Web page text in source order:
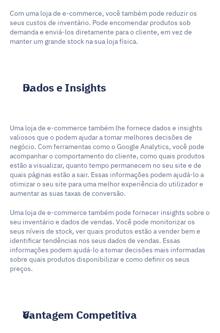
Com uma loja de e-commerce, você também pode reduzir os
seus custos de inventário. Pode encomendar produtos sob
demanda e enviá-los diretamente para o cliente, em vez de
manter um grande stock na sua loja física.
Dados e Insights
Uma loja de e-commerce também lhe fornece dados e insights
valiosos que o podem ajudar a tomar melhores decisões de
negócio. Com ferramentas como o Google Analytics, você pode
acompanhar o comportamento do cliente, como quais produtos
estão a visualizar, quanto tempo permanecem no seu site e de
quais páginas estão a sair. Essas informações podem ajudá-lo a
otimizar o seu site para uma melhor experiência do utilizador e
aumentar as suas taxas de conversão.
Uma loja de e-commerce também pode fornecer insights sobre o
seu inventário e dados de vendas. Você pode monitorizar os
seus níveis de stock, ver quais produtos estão a vender bem e
identificar tendências nos seus dados de vendas. Essas
informações podem ajudá-lo a tomar decisões mais informadas
sobre quais produtos disponibilizar e como definir os seus
preços.
Vantagem Competitiva